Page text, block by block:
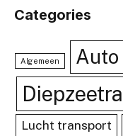
Categories
Algemeen Auto
Lucht transport